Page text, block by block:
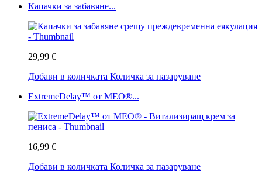
Капачки за забавяне...
29,99 €
Добави в количката Количка за пазаруване
ExtremeDelay™ от MEO®...
16,99 €
Добави в количката Количка за пазаруване